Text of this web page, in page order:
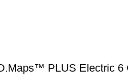
PLUS Electric 6